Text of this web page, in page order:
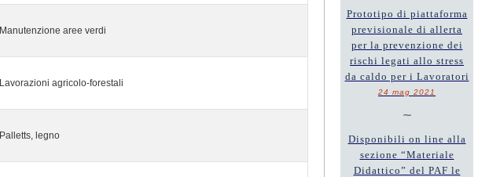
Manutenzione aree verdi
Lavorazioni agricolo-forestali
Palletts, legno
Prototipo di piattaforma
previsionale di allerta
per la prevenzione dei
rischi legati allo stress
da caldo per i Lavoratori
24 mag 2021
~
Disponibili on line alla
sezione “Materiale
Didattico” del PAF le